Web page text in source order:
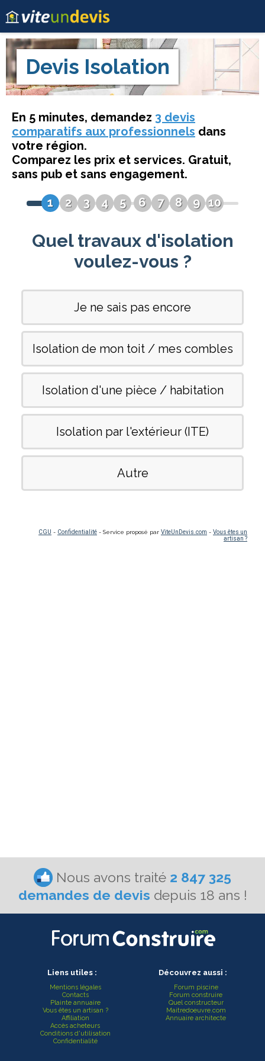
Devis Isolation
En 5 minutes, demandez 3 devis
comparatifs aux professionnels dans
votre région.
Comparez les prix et services. Gratuit,
sans pub et sans engagement.
1
2 3 4 5 6 7 8 9 10
Quel travaux d'isolation
voulez-vous ?
Je ne sais pas encore
Isolation de mon toit / mes combles
Isolation d'une pièce / habitation
Isolation par l'extérieur (ITE)
Autre
CGU - Confidentialité - Service proposé par ViteUnDevis.com - Vous êtes un
artisan ?
Nous avons traité 2 847 325
demandes de devis depuis 18 ans !
Liens utiles :
Mentions légales
Contacts
Plainte annuaire
Vous êtes un artisan ?
Affiliation
Accès acheteurs
Conditions d'utilisation
Confidentialité
Découvrez aussi :
Forum piscine
Forum construire
Quel constructeur
Maitredoeuvre.com
Annuaire architecte